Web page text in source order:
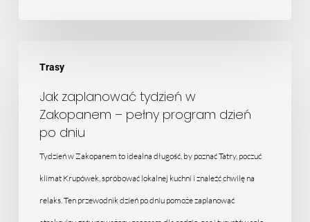
Trasy
zaplanować
tydzień
Zakopanem
pełny
program
Jak zaplanować tydzień w
Zakopanem – pełny program dzień
po dniu
Tydzień w Zakopanem to idealna długość, by poznać Tatry, poczuć
klimat Krupówek, spróbować lokalnej kuchni i znaleźć chwilę na
relaks. Ten przewodnik dzień po dniu pomoże zaplanować